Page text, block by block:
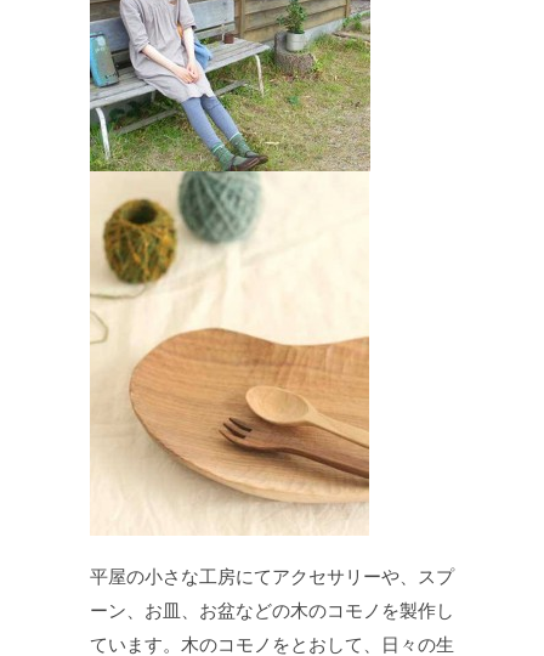
平屋の小さな工房にてアクセサリーや、スプ
ーン、お皿、お盆などの木のコモノを製作し
ています。木のコモノをとおして、日々の生